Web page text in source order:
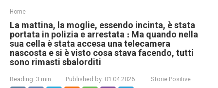
Home
La mattina, la moglie, essendo incinta, è stata
portata in polizia e arrestata ։ Ma quando nella
sua cella è stata accesa una telecamera
nascosta e si è visto cosa stava facendo, tutti
sono rimasti sbalorditi
Reading: 3 min Published by: 01.04.2026 Storie Positive